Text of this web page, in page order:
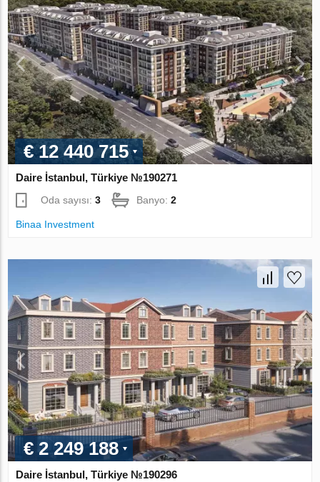
€ 12 440 715
Daire İstanbul, Türkiye №190271
Oda sayısı:3 Banyo:2
Binaa Investment
€ 2 249 188
Daire İstanbul, Türkiye №190296